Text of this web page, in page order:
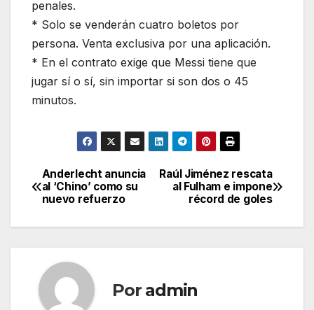
penales.
* Solo se venderán cuatro boletos por
persona. Venta exclusiva por una aplicación.
* En el contrato exige que Messi tiene que
jugar sí o sí, sin importar si son dos o 45
minutos.
Navegación
de
Raúl Jiménez rescata
al Fulham e impone
récord de goles
Anderlecht anuncia
al ‘Chino’ como su
nuevo refuerzo
Por admin